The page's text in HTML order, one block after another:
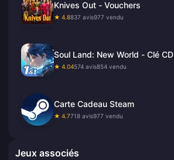
Knives Out - Vouchers
★ 4.8837 avis977 vendu
Soul Land: New World - Clé CD
★ 4.04574 avis854 vendu
Carte Cadeau Steam
★ 4.7718 avis977 vendu
Jeux associés